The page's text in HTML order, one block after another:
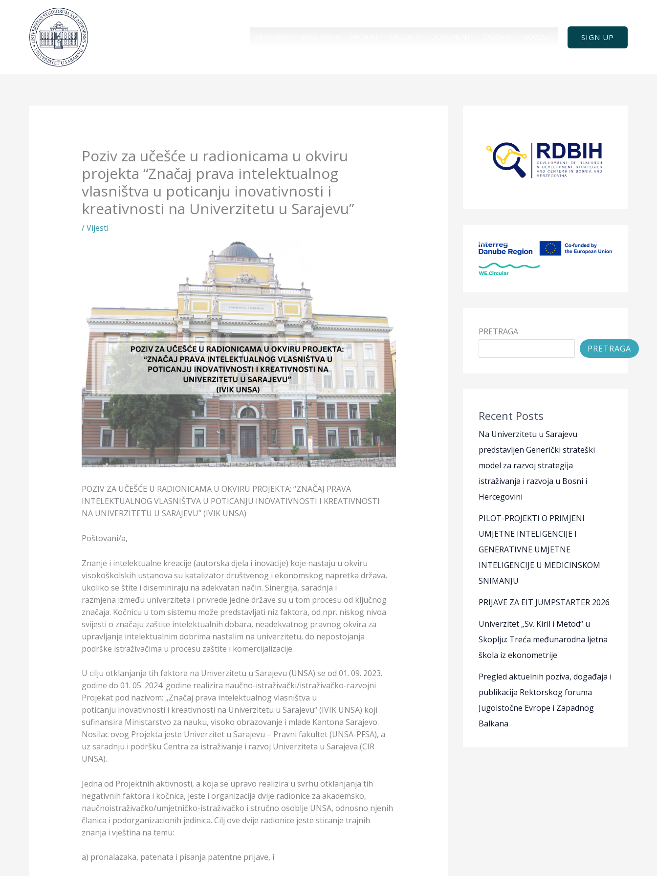
SIGN UP
Poziv za učešće u radionicama u okviru
projekta “Značaj prava intelektualnog
vlasništva u poticanju inovativnosti i
kreativnosti na Univerzitetu u Sarajevu”
/Vijesti
POZIV ZA UČEŠĆE U RADIONICAMA U OKVIRU PROJEKTA: “ZNAČAJ PRAVA
INTELEKTUALNOG VLASNIŠTVA U POTICANJU INOVATIVNOSTI I KREATIVNOSTI
NA UNIVERZITETU U SARAJEVU” (IVIK UNSA)
Poštovani/a,
Znanje i intelektualne kreacije (autorska djela i inovacije) koje nastaju u okviru
visokoškolskih ustanova su katalizator društvenog i ekonomskog napretka država,
ukoliko se štite i diseminiraju na adekvatan način. Sinergija, saradnja i
razmjena između univerziteta i privrede jedne države su u tom procesu od ključnog
značaja. Kočnicu u tom sistemu može predstavljati niz faktora, od npr. niskog nivoa
svijesti o značaju zaštite intelektualnih dobara, neadekvatnog pravnog okvira za
upravljanje intelektualnim dobrima nastalim na univerzitetu, do nepostojanja
podrške istraživačima u procesu zaštite i komercijalizacije.
U cilju otklanjanja tih faktora na Univerzitetu u Sarajevu (UNSA) se od 01. 09. 2023.
godine do 01. 05. 2024. godine realizira naučno-istraživački/istraživačko-razvojni
Projekat pod nazivom: „Značaj prava intelektualnog vlasništva u
poticanju inovativnosti i kreativnosti na Univerzitetu u Sarajevu“ (IVIK UNSA) koji
sufinansira Ministarstvo za nauku, visoko obrazovanje i mlade Kantona Sarajevo.
Nosilac ovog Projekta jeste Univerzitet u Sarajevu – Pravni fakultet (UNSA-PFSA), a
uz saradnju i podršku Centra za istraživanje i razvoj Univerziteta u Sarajeva (CIR
UNSA).
Jedna od Projektnih aktivnosti, a koja se upravo realizira u svrhu otklanjanja tih
negativnih faktora i kočnica, jeste i organizacija dvije radionice za akademsko,
naučnoistraživačko/umjetničko-istraživačko i stručno osoblje UNSA, odnosno njenih
članica i podorganizacionih jedinica. Cilj ove dvije radionice jeste sticanje trajnih
znanja i vještina na temu:
a) pronalazaka, patenata i pisanja patentne prijave, i
PRETRAGA
PRETRAGA
Recent Posts
Na Univerzitetu u Sarajevu
predstavljen Generički strateški
model za razvoj strategija
istraživanja i razvoja u Bosni i
Hercegovini
PILOT-PROJEKTI O PRIMJENI
UMJETNE INTELIGENCIJE I
GENERATIVNE UMJETNE
INTELIGENCIJE U MEDICINSKOM
SNIMANJU
PRIJAVE ZA EIT JUMPSTARTER 2026
Univerzitet „Sv. Kiril i Metod“ u
Skoplju: Treća međunarodna ljetna
škola iz ekonometrije
Pregled aktuelnih poziva, događaja i
publikacija Rektorskog foruma
Jugoistočne Evrope i Zapadnog
Balkana